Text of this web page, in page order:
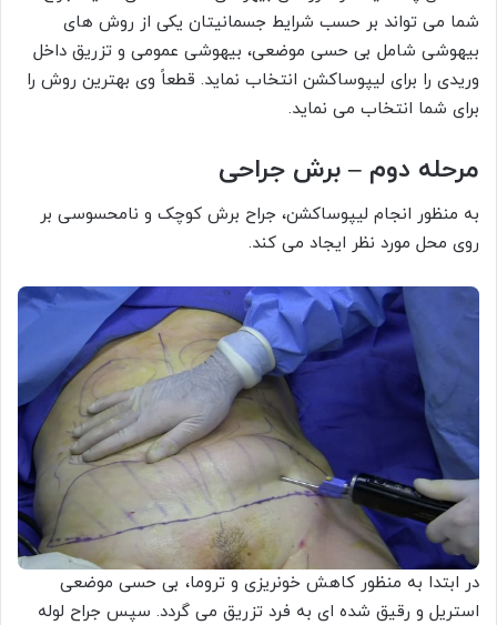
شما می تواند بر حسب شرایط جسمانیتان یکی از روش های
بیهوشی شامل بی حسی موضعی، بیهوشی عمومی و تزریق داخل
وریدی را برای لیپوساکشن انتخاب نماید. قطعاً وی بهترین روش را
برای شما انتخاب می نماید.
مرحله دوم – برش جراحی
به منظور انجام لیپوساکشن، جراح برش کوچک و نامحسوسی بر
روی محل مورد نظر ایجاد می کند.
در ابتدا به منظور کاهش خونریزی و تروما، بی حسی موضعی
استریل و رقیق شده ای به فرد تزریق می گردد. سپس جراح لوله